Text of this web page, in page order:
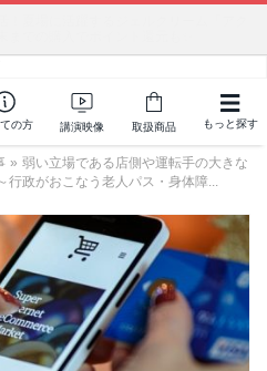
の方 講演映像 取扱商品 もっと探す
» 弱い立場である店側や運転手の大きな
行政がおこなう老人パス・身体障...